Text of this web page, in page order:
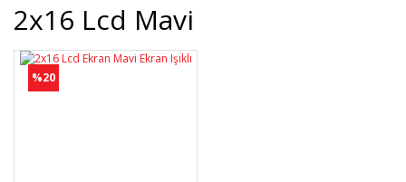
2x16 Lcd Mavi
%20